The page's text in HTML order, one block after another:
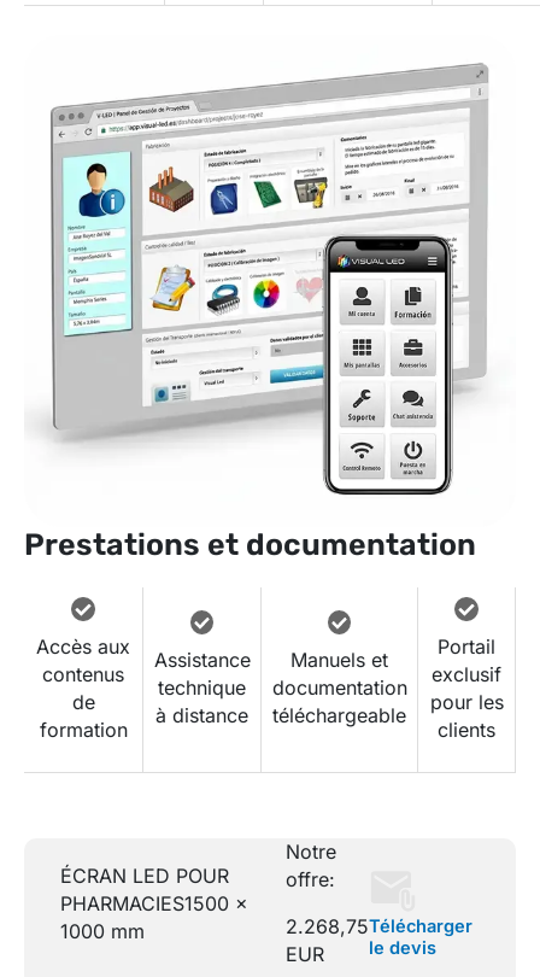
Prestations et documentation
Accès aux
contenus
de
formation
Assistance
technique
à distance
Manuels et
documentation
téléchargeable
Portail
exclusif
pour les
clients
ÉCRAN LED POUR
PHARMACIES1500 x
1000 mm
Notre
offre:
2.268,75
EUR
Télécharger
le devis